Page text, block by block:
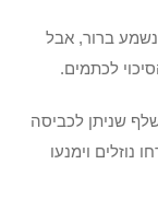
נשמע ברור, אבל
לכתמים.
שניתן לכביסה
נוזלים וימנעו